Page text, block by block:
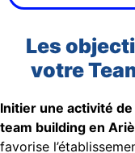
Les
votre
Initier une activité de
team building en
favorise